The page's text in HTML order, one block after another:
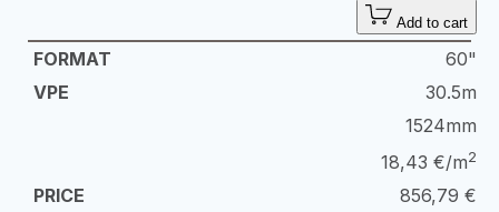
Add to cart
60"
30.5m
1524mm
18,43 €/m2
856,79 €